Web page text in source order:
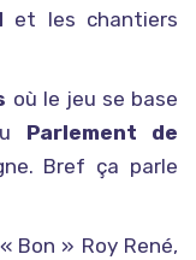
et les chantiers
où le jeu se base
Parlement de
Bref ça parle
Bon » Roy René,